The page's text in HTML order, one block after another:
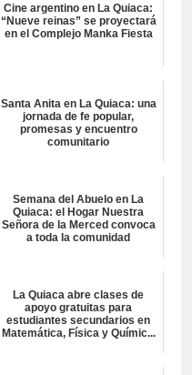
Cine argentino en La Quiaca:
“Nueve reinas” se proyectará
en el Complejo Manka Fiesta
Santa Anita en La Quiaca: una
jornada de fe popular,
promesas y encuentro
comunitario
Semana del Abuelo en La
Quiaca: el Hogar Nuestra
Señora de la Merced convoca
a toda la comunidad
La Quiaca abre clases de
apoyo gratuitas para
estudiantes secundarios en
Matemática, Física y Químic...